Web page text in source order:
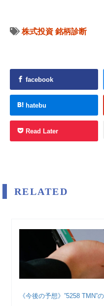
株式投資 銘柄診断
facebook
hatebu
Read Later
RELATED
《今後の予想》”5258